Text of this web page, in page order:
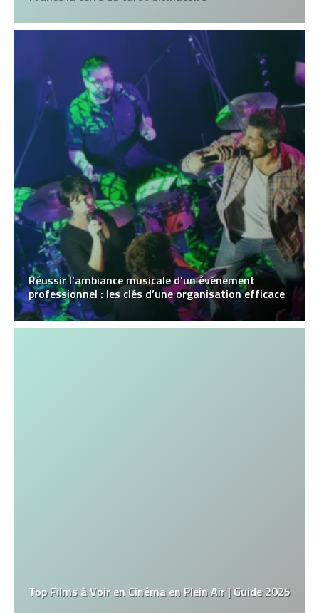
Réussir l’ambiance musicale d’un événement
professionnel : les clés d’une organisation efficace
Top Films à Voir en Cinéma en Plein Air | Guide 2025